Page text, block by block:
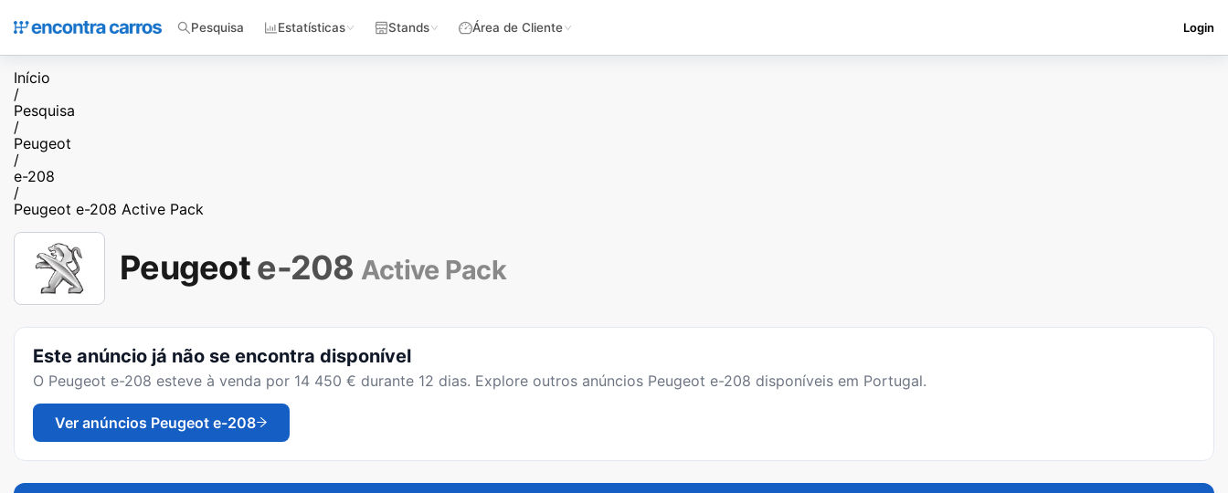
Pesquisa Estatísticas Stands Área de Cliente Login
Início
/
Pesquisa
/
Peugeot
/
e-208
/
Peugeot e-208 Active Pack
Peugeote-208 Active Pack
Este anúncio já não se encontra disponível
O Peugeot e-208 esteve à venda por 14 450 € durante 12 dias. Explore outros anúncios Peugeot e-208 disponíveis em Portugal.
Ver anúncios Peugeot e-208